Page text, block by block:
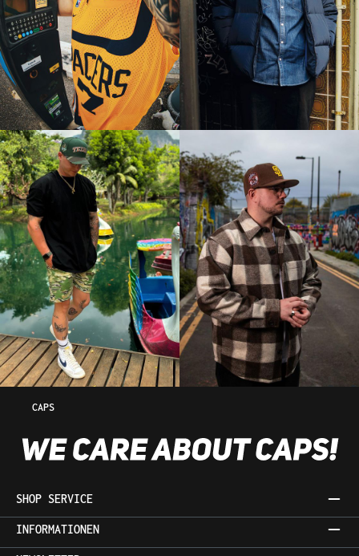
CAPS
SHOP SERVICE
INFORMATIONEN